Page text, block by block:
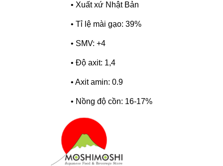
• Xuất xứ Nhật Bản
• Tỉ lệ mài gạo: 39%
• SMV: +4
• Độ axit: 1,4
• Axit amin: 0.9
• Nồng độ cồn: 16-17%